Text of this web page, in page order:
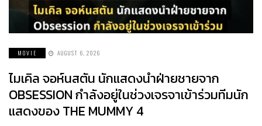
MOVIE AUGUST 6, 2026
ไมเคิล จอห์นสตัน นักแสดงนำฝ่ายชายจาก
OBSESSION กำลังอยู่ในช่วงเจรจาเข้าร่วมทีมนัก
แสดงของ THE MUMMY 4